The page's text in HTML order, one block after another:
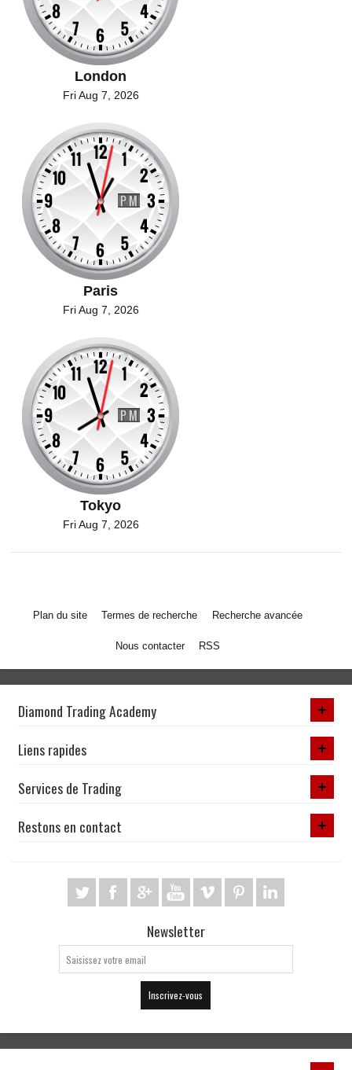
London
Fri Aug 7, 2026
Paris
Fri Aug 7, 2026
Tokyo
Fri Aug 7, 2026
Plan du site Termes de recherche Recherche avancée
Nous contacter RSS
Diamond Trading Academy
Liens rapides
Services de Trading
Restons en contact
Newsletter
Inscrivez-vous